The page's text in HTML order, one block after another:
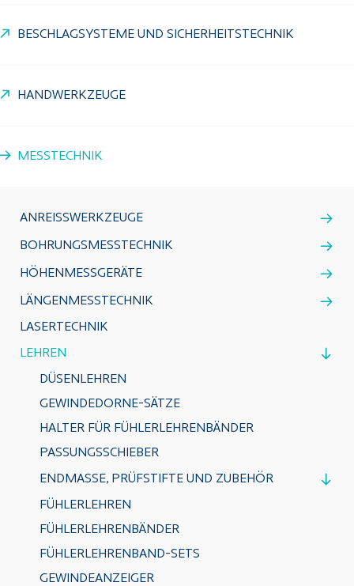
BESCHLAGSYSTEME UND SICHERHEITSTECHNIK
HANDWERKZEUGE
MESSTECHNIK
ANREISSWERKZEUGE
BOHRUNGSMESSTECHNIK
HÖHENMESSGERÄTE
LÄNGENMESSTECHNIK
LASERTECHNIK
LEHREN
DÜSENLEHREN
GEWINDEDORNE-SÄTZE
HALTER FÜR FÜHLERLEHRENBÄNDER
PASSUNGSSCHIEBER
ENDMASSE, PRÜFSTIFTE UND ZUBEHÖR
FÜHLERLEHREN
FÜHLERLEHRENBÄNDER
FÜHLERLEHRENBAND-SETS
GEWINDEANZEIGER